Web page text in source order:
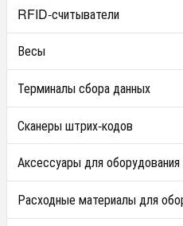
RFID-считыватели
Весы
Терминалы сбора данных
Сканеры штрих-кодов
Аксессуары для
Расходные материалы для